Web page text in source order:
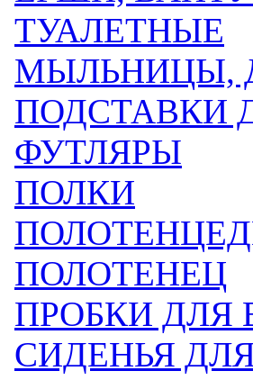
ТУАЛЕТНЫЕ
МЫЛЬНИЦЫ,
ПОДСТАВКИ
ФУТЛЯРЫ
ПОЛКИ
ПОЛОТЕНЕЦ
ПРОБКИ ДЛЯ
СИДЕНЬЯ